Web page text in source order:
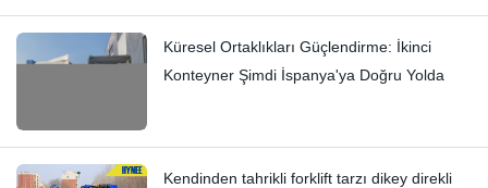
Küresel Ortaklıkları Güçlendirme: İkinci
Konteyner Şimdi İspanya'ya Doğru Yolda
Kendinden tahrikli forklift tarzı dikey direkli